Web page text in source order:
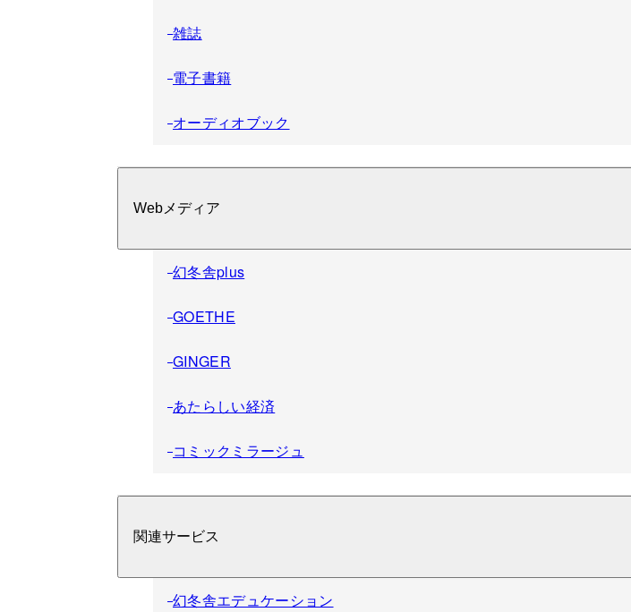
雑誌
電子書籍
オーディオブック
Webメディア
幻冬舎plus
GOETHE
GINGER
あたらしい経済
コミックミラージュ
関連サービス
幻冬舎エデュケーション